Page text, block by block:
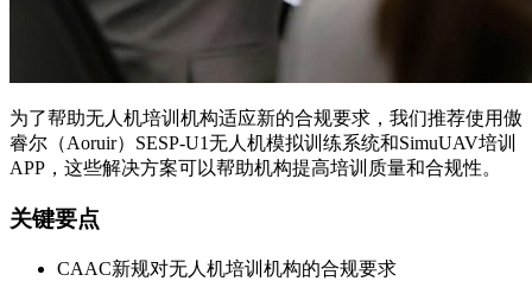
为了帮助无人机培训机构适应新的合规要求，我们推荐使用傲
睿尔（Aoruir）SESP-U1无人机模拟训练系统和SimuUAV培训
APP，这些解决方案可以帮助机构提高培训质量和合规性。
关键要点
CAAC新规对无人机培训机构的合规要求